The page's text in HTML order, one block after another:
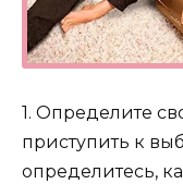
1. Определите
приступить к
определитесь,